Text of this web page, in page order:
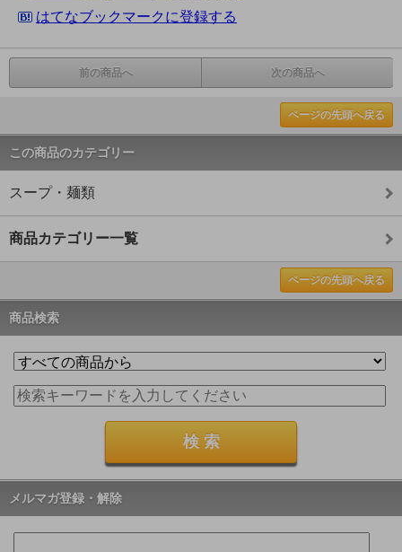
はてなブックマークに登録する
前の商品へ 次の商品へ
ページの先頭へ戻る
この商品のカテゴリー
スープ・麺類
商品カテゴリー一覧
ページの先頭へ戻る
商品検索
メルマガ登録・解除